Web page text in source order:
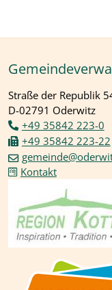
Straße der Republik
D-02791 Oderwitz
+49 35842 223-0
+49 35842 223-22
Kontakt